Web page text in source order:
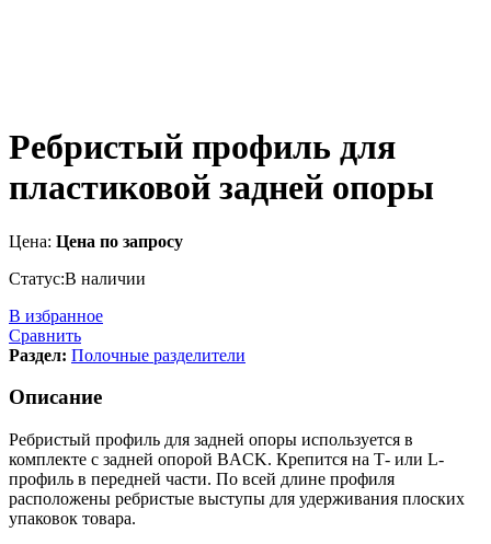
Ребристый профиль для
пластиковой задней опоры
Цена: Цена по запросу
Статус:В наличии
В избранное
Сравнить
Раздел: Полочные разделители
Описание
Ребристый профиль для задней опоры используется в
комплекте с задней опорой BACK. Крепится на Т- или L-
профиль в передней части. По всей длине профиля
расположены ребристые выступы для удерживания плоских
упаковок товара.